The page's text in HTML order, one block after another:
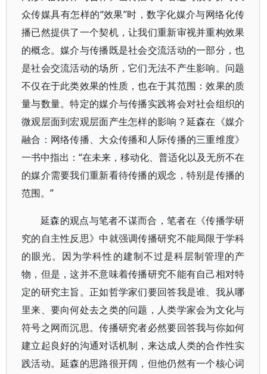
众传媒具有怎样的“效果”时，数字化媒介与网络化传
播已然提供了一个契机，让我们重新审视并重构效果
的概念。媒介与传播既是社会交流活动的一部分，也
是社会交流活动的场所，它们无法不产生影响。问题
不仅在于此类效果的性质，也在于其范围：效果的质
量与数量。特定的媒介与传播实践将会对社会组织的
微观层面到宏观层面产生怎样的影响？延森在《媒介
融合：网络传播、大众传播和人际传播的三重维度》
一书中指出：“在未来，移动化、普适化以及无所不在
的媒介需要我们重新看待传播的观念，特别是传播的
范围。”
延森的观点与笔者不谋而合，笔者在《传播学研
究的自主性反思》中就强调传播研究不能局限于学科
的眼光。因为学科性的建制不过是科层制管理的产
物，但是，这并不意味着传播研究不能有自己相对特
定的研究主旨。正如哲学家们要回答我是谁、我从哪
里来、要向何处去之类的问题，人类学家会为文化与
符号之网而沉思。传播研究者必然要回答我与你如何
建立起良好的沟通对话机制，来达成人类的合作性实
践活动。延森的思路很开阔，但他仍然有一个核心词